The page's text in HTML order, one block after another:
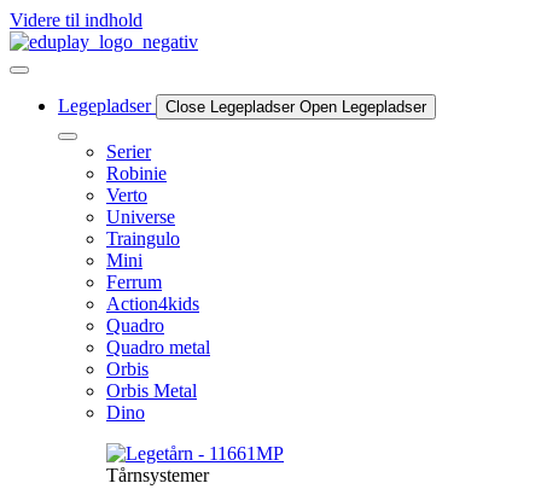
Videre til indhold
Legepladser Close Legepladser Open Legepladser
Serier
Robinie
Verto
Universe
Traingulo
Mini
Ferrum
Action4kids
Quadro
Quadro metal
Orbis
Orbis Metal
Dino
Tårnsystemer